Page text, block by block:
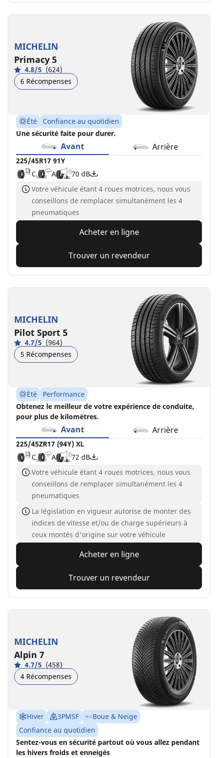
MICHELIN
Primacy 5
4.8/5 (624)
6 Récompenses
Été
Confiance au quotidien
Une sécurité faite pour durer.
Avant Arrière
225/45R17 91Y
C
A
70 dB
Votre véhicule étant 4 roues motrices, nous vous
conseillons de remplacer simultanément les 4
pneumatiques
Acheter en ligne
Trouver un revendeur
MICHELIN
Pilot Sport 5
4.7/5 (964)
5 Récompenses
Été
Performance
Obtenez le meilleur de votre expérience de conduite,
pour plus de kilomètres.
Avant Arrière
225/45ZR17 (94Y) XL
C
A
72 dB
Votre véhicule étant 4 roues motrices, nous vous
conseillons de remplacer simultanément les 4
pneumatiques
La législation en vigueur autorise de monter des
indices de vitesse et/ou de charge supérieurs à
ceux montés d'origine sur votre véhicule
Acheter en ligne
Trouver un revendeur
MICHELIN
Alpin 7
4.7/5 (458)
4 Récompenses
Hiver 3PMSF
Boue & Neige
Confiance au quotidien
Sentez-vous en sécurité partout où vous allez pendant
les hivers froids et enneigés